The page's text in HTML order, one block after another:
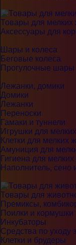
Товары для мелких
Аксессуары для
Шары и колеса
Беговые колеса
Прогулочные шары
Лежанки, домики
Домики
Лежанки
Переноски
Гамаки и туннели
Игрушки для
Клетки для мелких
Амуниция для
Гигиена для
Наполнитель, сено
Товары для
Премиксы,
Поилки и кормушки
Инкубаторы
Средства по уходу
Клетки и брудеры